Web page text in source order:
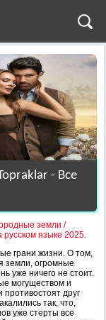
- Все
земли /
русском языке 2025.
грани жизни. О том,
земли, огромные
уже ничего не стоит.
могуществом и
друг
так, что,
уже стерты все